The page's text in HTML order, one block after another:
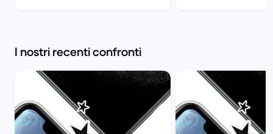
I nostri recenti confronti